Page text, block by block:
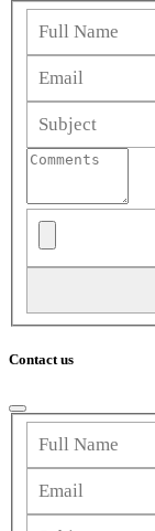
Contact us